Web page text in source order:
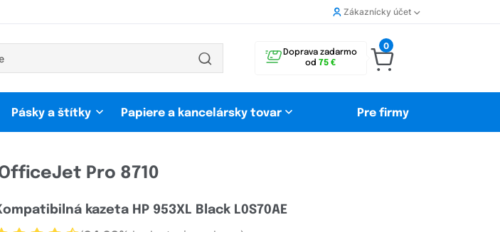
Zákaznícky účet
Doprava zadarmo
od 75 €
0
Pásky a štítky Papiere a kancelársky tovar Pre firmy
Pro 8710
kazeta HP 953XL Black L0S70AE